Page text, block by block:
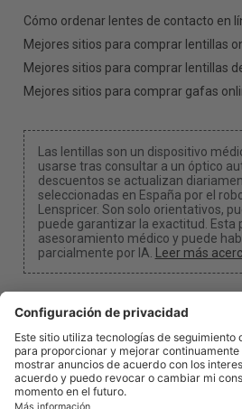
Cómo ordenar lentes de contacto en
Mejores sitios para comprar lentillas
Mejores sitios para comprar lentillas
Mejores sitios para comprar gafas
Las lentillas son un dispositivo
usarse tras consultar a un óptico
descuentos se actualizan
seleccionadas en España por el
Lenspricer. Son solo orientativos,
puede garantizar la exactitud. Esta
asesoramiento médico y puede
parcialmente por IA. Leer más
Configuración de
Podemos recibir una comisión